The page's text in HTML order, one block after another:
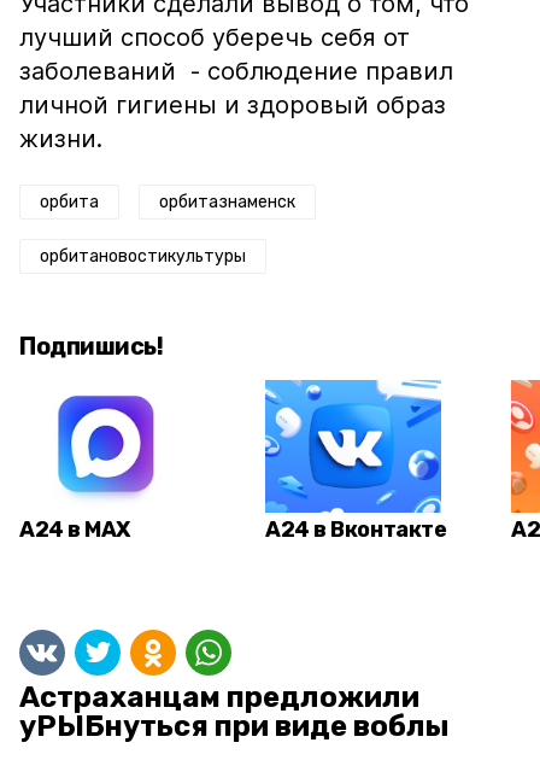
лучший способ уберечь себя от
заболеваний - соблюдение правил
личной гигиены и здоровый образ
жизни.
орбита орбитазнаменск
орбитановостикультуры
Подпишись!
А24 в MAX А24 в Вконтакте
Астраханцам предложили
уРЫБнуться при виде воблы